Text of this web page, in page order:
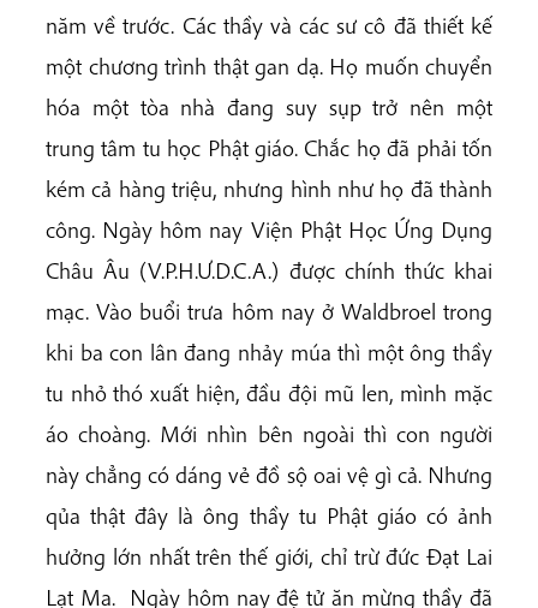
năm về trước. Các thầy và các sư cô đã thiết kế
một chương trình thật gan dạ. Họ muốn chuyển
hóa một tòa nhà đang suy sụp trở nên một
trung tâm tu học Phật giáo. Chắc họ đã phải tốn
kém cả hàng triệu, nhưng hình như họ đã thành
công. Ngày hôm nay Viện Phật Học Ứng Dụng
Châu Âu (V.P.H.Ư.D.C.A.) được chính thức khai
mạc. Vào buổi trưa hôm nay ở Waldbroel trong
khi ba con lân đang nhảy múa thì một ông thầy
tu nhỏ thó xuất hiện, đầu đội mũ len, mình mặc
áo choàng. Mới nhìn bên ngoài thì con người
này chẳng có dáng vẻ đồ sộ oai vệ gì cả. Nhưng
qủa thật đây là ông thầy tu Phật giáo có ảnh
hưởng lớn nhất trên thế giới, chỉ trừ đức Đạt Lai
Lạt Ma. Ngày hôm nay đệ tử ăn mừng thầy đã